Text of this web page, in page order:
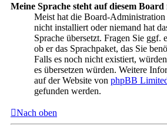
Meine Sprache steht auf diesem
Meist hat die Board-Administration
nicht installiert oder niemand hat
Sprache übersetzt. Fragen Sie
ob er das Sprachpaket, das Sie
Falls es noch nicht existiert,
es übersetzen würden. Weitere
auf der Website von phpBB
gefunden werden.
Nach oben